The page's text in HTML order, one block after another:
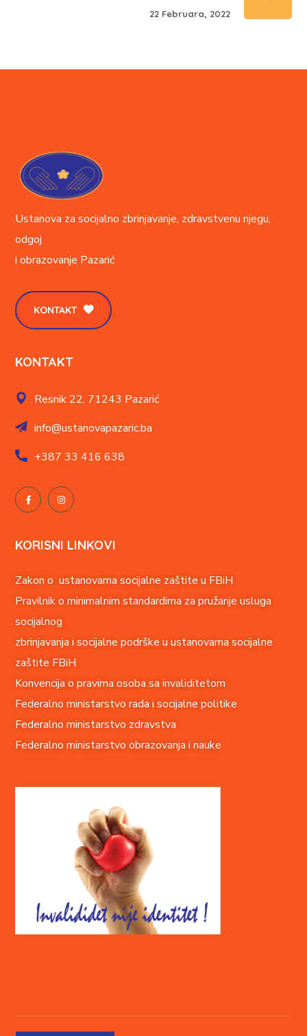
22 Februara, 2022
Ustanova za socijalno zbrinjavanje, zdravstvenu njegu,
odgoj
i obrazovanje Pazarić
KONTAKT
KONTAKT
Resnik 22, 71243 Pazarić
info@ustanovapazaric.ba
+38733 416 638
KORISNI LINKOVI
Zakon o ustanovama socijalne zaštite u FBiH
Pravilnik o minimalnim standardima za pružanje usluga
socijalnog
zbrinjavanja i socijalne podrške u ustanovama socijalne
zaštite FBiH
Konvencija o pravima osoba sa invaliditetom
Federalno ministarstvo rada i socijalne politike
Federalno ministarstvo zdravstva
Federalno ministarstvo obrazovanja i nauke